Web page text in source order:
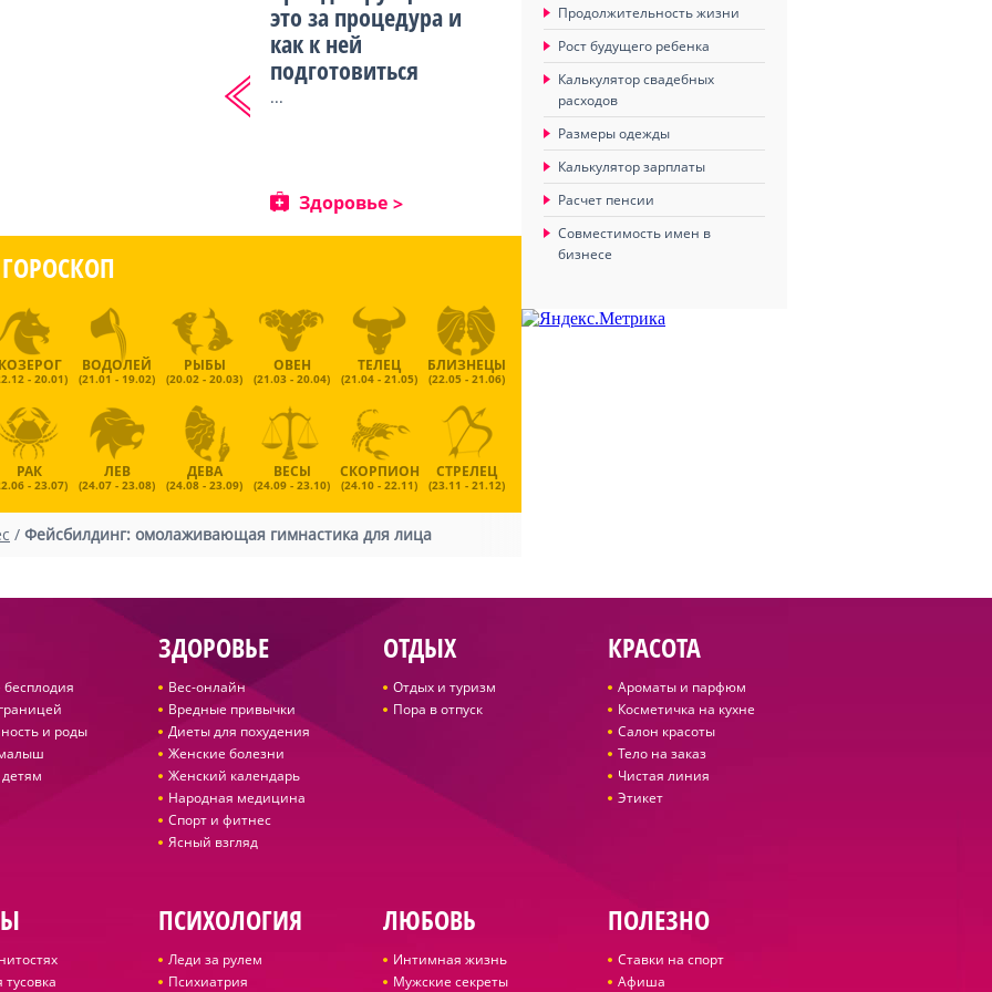
это за процедура и
как к ней
подготовиться
...
Здоровье
ГОРОСКОП
- 20.01)
ВОДОЛЕЙ
(21.01 - 19.02)
РЫБЫ
(20.02 - 20.03)
ОВЕН
(21.03 - 20.04)
ТЕЛЕЦ
(21.04 - 21.05)
БЛИЗНЕЦЫ
(22.05 - 21.06)
РАК
- 23.07)
ЛЕВ
(24.07 - 23.08)
ДЕВА
(24.08 - 23.09)
ВЕСЫ
(24.09 - 23.10)
СКОРПИОН
(24.10 - 22.11)
СТРЕЛЕЦ
(23.11 - 21.12)
/ Фейсбилдинг: омолаживающая гимнастика для лица
Продолжительность жизни
Рост будущего ребенка
Калькулятор свадебных
расходов
Размеры одежды
Калькулятор зарплаты
Расчет пенсии
Совместимость имен в
бизнесе
и роды
ЗДОРОВЬЕ
Вес-онлайн
Вредные привычки
Диеты для похудения
Женские болезни
Женский календарь
Народная медицина
Спорт и фитнес
Ясный взгляд
ОТДЫХ
Отдых и туризм
Пора в отпуск
КРАСОТА
Ароматы и парфюм
Косметичка на кухне
Салон красоты
Тело на заказ
Чистая линия
Этикет
тусовка
ПСИХОЛОГИЯ
Леди за рулем
Психиатрия
ЛЮБОВЬ
Интимная жизнь
Мужские секреты
ПОЛЕЗНО
Ставки на спорт
Афиша